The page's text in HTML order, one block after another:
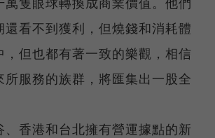
還看不到獲利，但燒錢和消耗體
，但也都有著一致的樂觀，相信
所服務的族群，將匯集出一股全
、香港和台北擁有營運據點的新